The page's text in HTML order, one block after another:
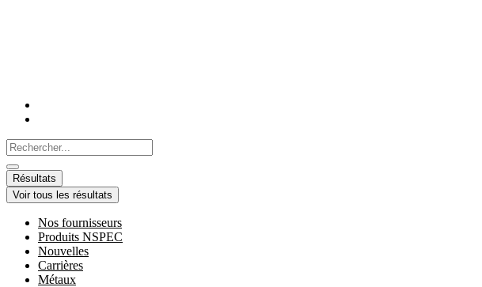
Search
...
Résultats
Voir tous les résultats
Nos fournisseurs
Produits NSPEC
Nouvelles
Carrières
Métaux